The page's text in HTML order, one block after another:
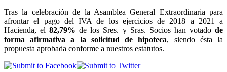
Tras la celebración de la Asamblea General Extraordinaria para
afrontar el pago del IVA de los ejercicios de 2018 a 2021 a
Hacienda, el82,79% de los Sres. y Sras. Socios han votadode
forma afirmativa a la solicitud de hipoteca, siendo ésta la
propuesta aprobada conforme a nuestros estatutos.